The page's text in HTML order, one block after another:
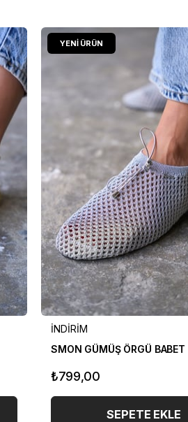
İNDİRİM
SMON GÜMÜŞ ÖRGÜ BABET
₺799,00
SEPETE EKLE
YENI ÜRÜN